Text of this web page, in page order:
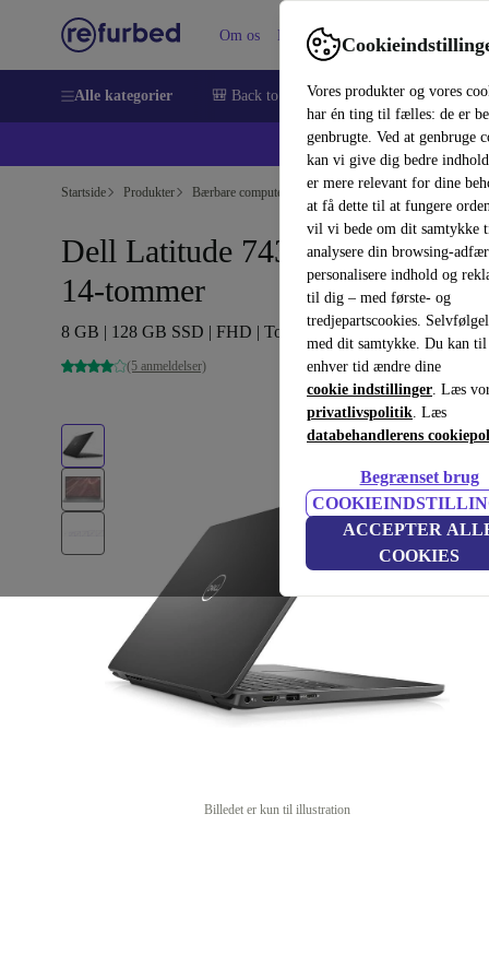
Vores produkter og vores
har én ting til fælles: de er
genbrugte. Ved at genbruge
kan vi give dig bedre
er mere relevant for dine
at få dette til at fungere
vil vi bede om dit samtykke
analysere din browsing-
personalisere indhold og
til dig – med første- og
tredjepartscookies.
med dit samtykke. Du kan til
enhver tid ændre dine
cookie indstillinger. Læs
privatlivspolitik. Læs
databehandlerens
Begrænset brug
ACCEPTER
COOKIES
Om os Hjælp
Alle kategorier 🎒 Back to school Smartphones
💻
Startside Produkter Bærbare computere Dell, bærbare computere
Dell Latitude 7430 | i7-1265U |
14-tommer
8 GB | 128 GB SSD | FHD | Touch | sort | Win 11 Pro | DE
(5 anmeldelser)
Billedet er kun til illustration